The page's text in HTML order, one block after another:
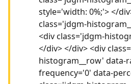
style='width: 0%;'> </
class='jdgm-
<div class='jdgm-
</div> </div> <div
histogram__row' data-
frequency='0' data-